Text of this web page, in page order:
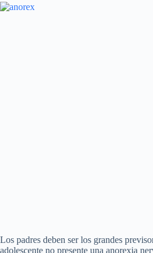
Los padres deben ser los grandes
adolescente no presente una anorexia